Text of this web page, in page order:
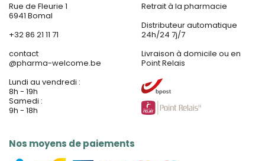
Rue de Fleurie 1
6941 Bomal
+32 86 21 11 71
contact
@pharma-welcome.be
Lundi au vendredi :
8h - 19h
Samedi :
9h - 18h
Nos moyens de paiements
Retrait à la pharmacie
Distributeur automatique
24h/24 7j/7
Livraison à domicile ou en
Point Relais